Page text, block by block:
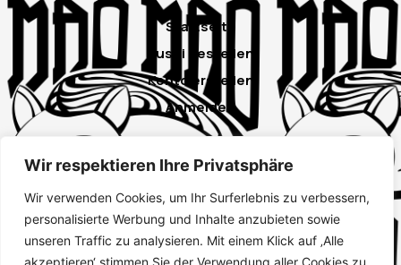
Wir respektieren Ihre Privatsphäre
Wir verwenden Cookies, um Ihr Surferlebnis zu verbessern,
personalisierte Werbung und Inhalte anzubieten sowie
unseren Traffic zu analysieren. Mit einem Klick auf ‚Alle
akzeptieren‘ stimmen Sie der Verwendung aller Cookies zu.
Startseite
Sushi bestellen
Konto erstellen
Anmelden
Instagram
Google
Impressum